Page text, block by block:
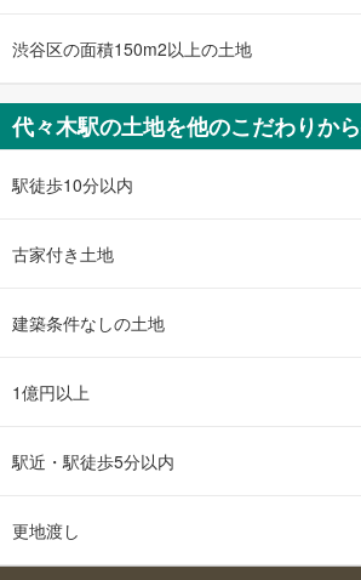
渋谷区の面積150m2以上の土地
代々木駅の土地を他のこだわりか
駅徒歩10分以内
古家付き土地
建築条件なしの土地
1億円以上
駅近・駅徒歩5分以内
更地渡し